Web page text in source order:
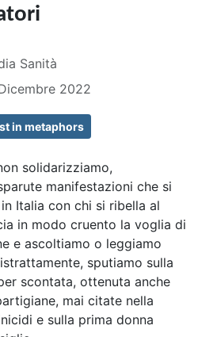
Sanità
2022
in metaphors
solidarizziamo,
manifestazioni che si
Italia con chi si ribella al
in modo cruento la voglia di
e ascoltiamo o leggiamo
sputiamo sulla
scontata, ottenuta anche
mai citate nella
e sulla prima donna